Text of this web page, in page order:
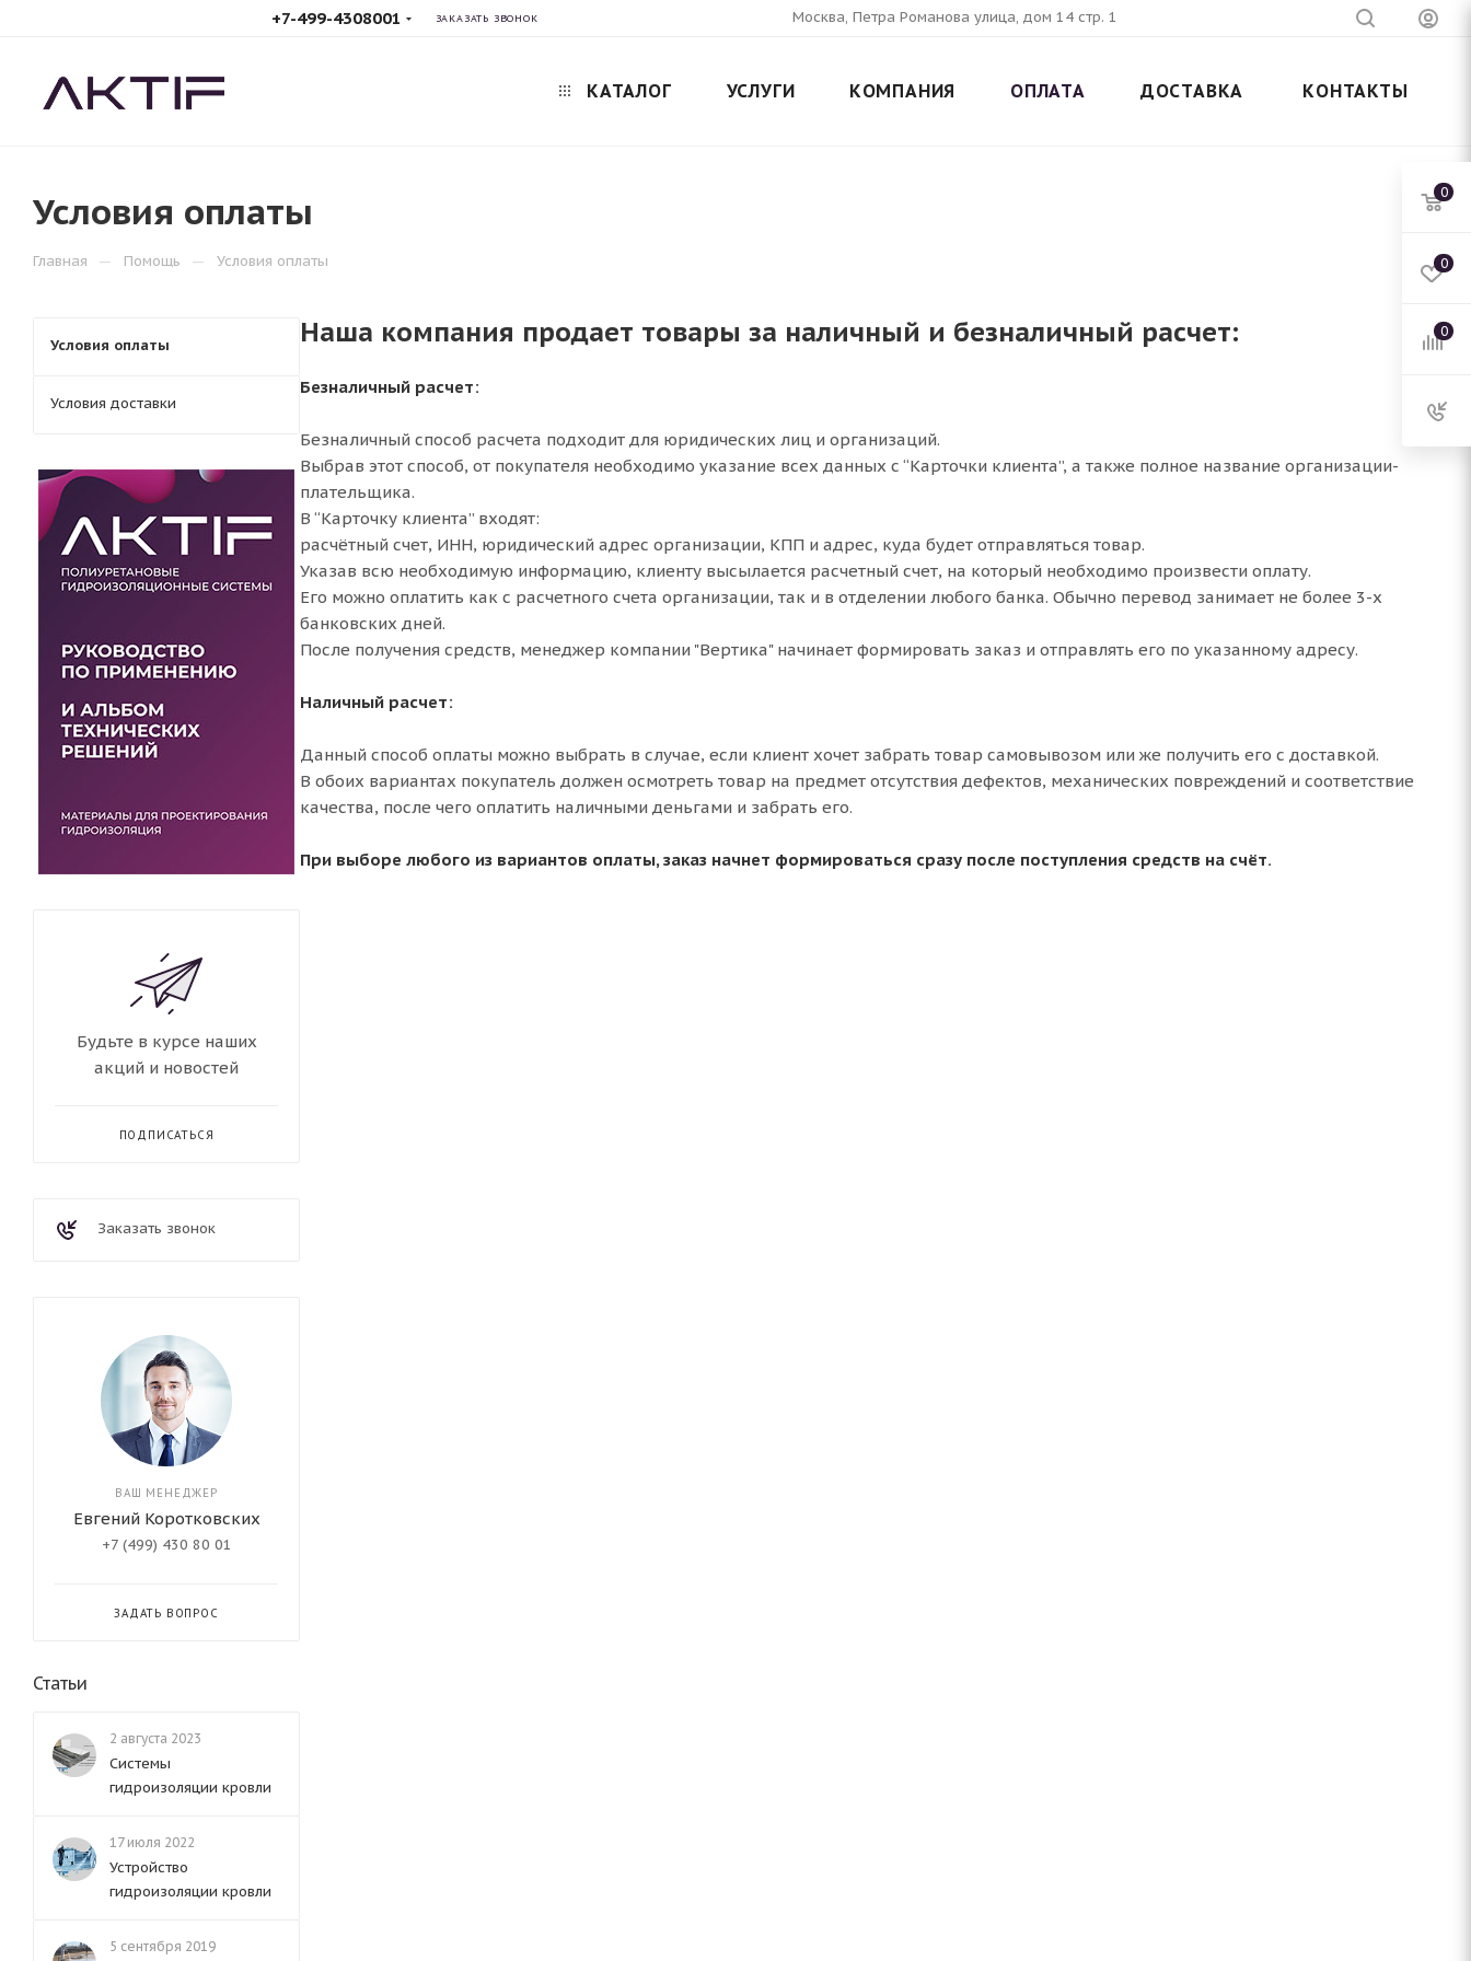
+7-499-4308001 ЗАКАЗАТЬ ЗВОНОК Москва, Петра Романова улица, дом 14 стр. 1
КАТАЛОГ УСЛУГИ КОМПАНИЯ ОПЛАТА ДОСТАВКА КОНТАКТЫ
Условия оплаты
Главная — Помощь — Условия оплаты
Наша компания продает товары за наличный и безналичный расчет:
Безналичный расчет:
Безналичный способ расчета подходит для юридических лиц и организаций.
Выбрав этот способ, от покупателя необходимо указание всех данных с “Карточки клиента”, а также полное название организации-
плательщика.
В “Карточку клиента” входят:
расчётный счет, ИНН, юридический адрес организации, КПП и адрес, куда будет отправляться товар.
Указав всю необходимую информацию, клиенту высылается расчетный счет, на который необходимо произвести оплату.
Его можно оплатить как с расчетного счета организации, так и в отделении любого банка. Обычно перевод занимает не более 3-х
банковских дней.
После получения средств, менеджер компании "Вертика" начинает формировать заказ и отправлять его по указанному адресу.
Наличный расчет:
Данный способ оплаты можно выбрать в случае, если клиент хочет забрать товар самовывозом или же получить его с доставкой.
В обоих вариантах покупатель должен осмотреть товар на предмет отсутствия дефектов, механических повреждений и соответствие
качества, после чего оплатить наличными деньгами и забрать его.
При выборе любого из вариантов оплаты, заказ начнет формироваться сразу после поступления средств на счёт.
Условия оплаты
Условия доставки
Будьте в курсе наших
акций и новостей
ПОДПИСАТЬСЯ
Заказать звонок
ВАШ МЕНЕДЖЕР
Евгений Коротковских
+7 (499) 430 80 01
ЗАДАТЬ ВОПРОС
Статьи
2 августа 2023
Системы
гидроизоляции кровли
17 июля 2022
Устройство
гидроизоляции кровли
5 сентября 2019
0
0
0